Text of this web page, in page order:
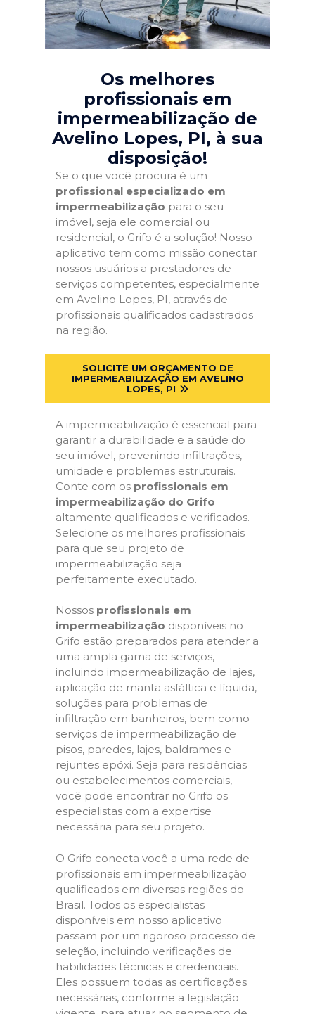
Os melhores
profissionais em
impermeabilização de
Avelino Lopes, PI, à sua
disposição!
Se o que você procura é um
profissional especializado em
impermeabilização para o seu
imóvel, seja ele comercial ou
residencial, o Grifo é a solução! Nosso
aplicativo tem como missão conectar
nossos usuários a prestadores de
serviços competentes, especialmente
em Avelino Lopes, PI, através de
profissionais qualificados cadastrados
na região.
SOLICITE UM ORÇAMENTO DE
IMPERMEABILIZAÇÃO EM AVELINO
LOPES, PI
A impermeabilização é essencial para
garantir a durabilidade e a saúde do
seu imóvel, prevenindo infiltrações,
umidade e problemas estruturais.
Conte com os profissionais em
impermeabilização do Grifo
altamente qualificados e verificados.
Selecione os melhores profissionais
para que seu projeto de
impermeabilização seja
perfeitamente executado.
Nossos profissionais em
impermeabilização disponíveis no
Grifo estão preparados para atender a
uma ampla gama de serviços,
incluindo impermeabilização de lajes,
aplicação de manta asfáltica e líquida,
soluções para problemas de
infiltração em banheiros, bem como
serviços de impermeabilização de
pisos, paredes, lajes, baldrames e
rejuntes epóxi. Seja para residências
ou estabelecimentos comerciais,
você pode encontrar no Grifo os
especialistas com a expertise
necessária para seu projeto.
O Grifo conecta você a uma rede de
profissionais em impermeabilização
qualificados em diversas regiões do
Brasil. Todos os especialistas
disponíveis em nosso aplicativo
passam por um rigoroso processo de
seleção, incluindo verificações de
habilidades técnicas e credenciais.
Eles possuem todas as certificações
necessárias, conforme a legislação